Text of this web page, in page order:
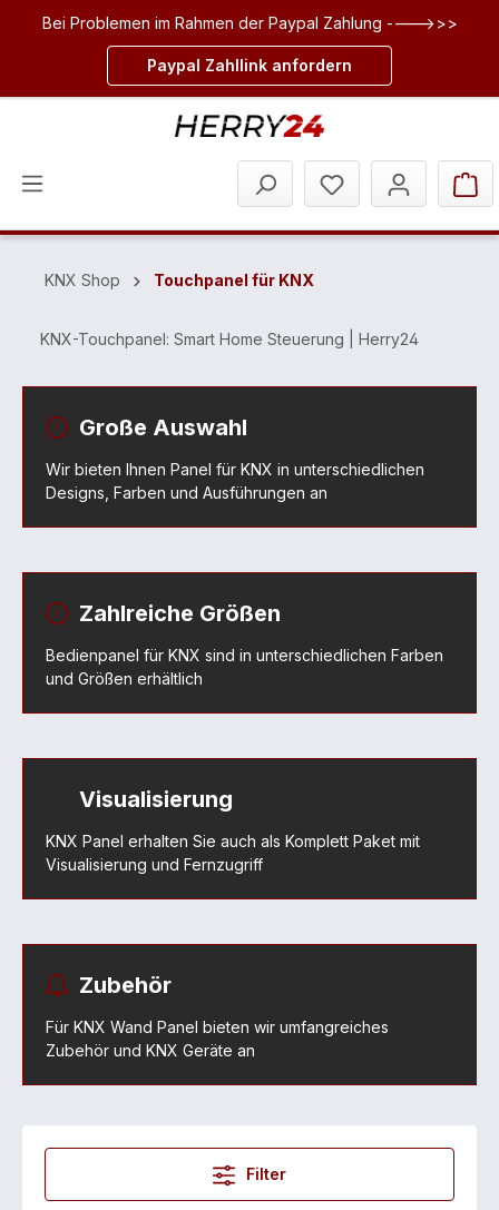
springen
Bei Problemen im Rahmen der Paypal Zahlung ---->>>
Paypal Zahllink anfordern
KNX Shop Touchpanel für KNX
KNX-Touchpanel: Smart Home Steuerung | Herry24
Große Auswahl
Wir bieten Ihnen Panel für KNX in unterschiedlichen
Designs, Farben und Ausführungen an
Zahlreiche Größen
Bedienpanel für KNX sind in unterschiedlichen Farben
und Größen erhältlich
Visualisierung
KNX Panel erhalten Sie auch als Komplett Paket mit
Visualisierung und Fernzugriff
Zubehör
Für KNX Wand Panel bieten wir umfangreiches
Zubehör und KNX Geräte an
Filter